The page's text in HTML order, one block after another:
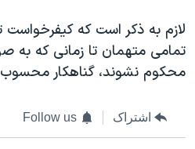
لازم به ذکر است که
تمامی متهمان تا زمانی که به
محکوم نشوند، گناهکار
اشتراک Follow us